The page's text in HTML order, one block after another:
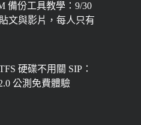
備份工具教學：9/30
文與影片，每人只有
硬碟不用關 SIP：
公測免費體驗